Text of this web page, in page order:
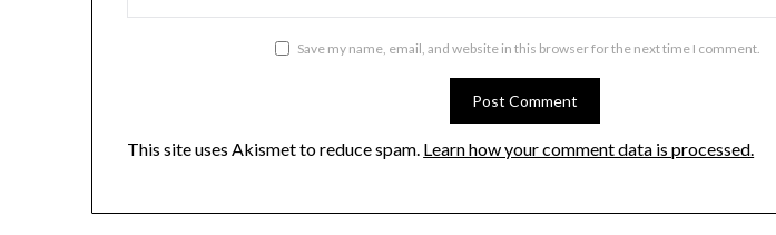
Save my name, email, and website in this browser for the next time I comment.
This site uses Akismet to reduce spam. Learn how your comment data is processed.